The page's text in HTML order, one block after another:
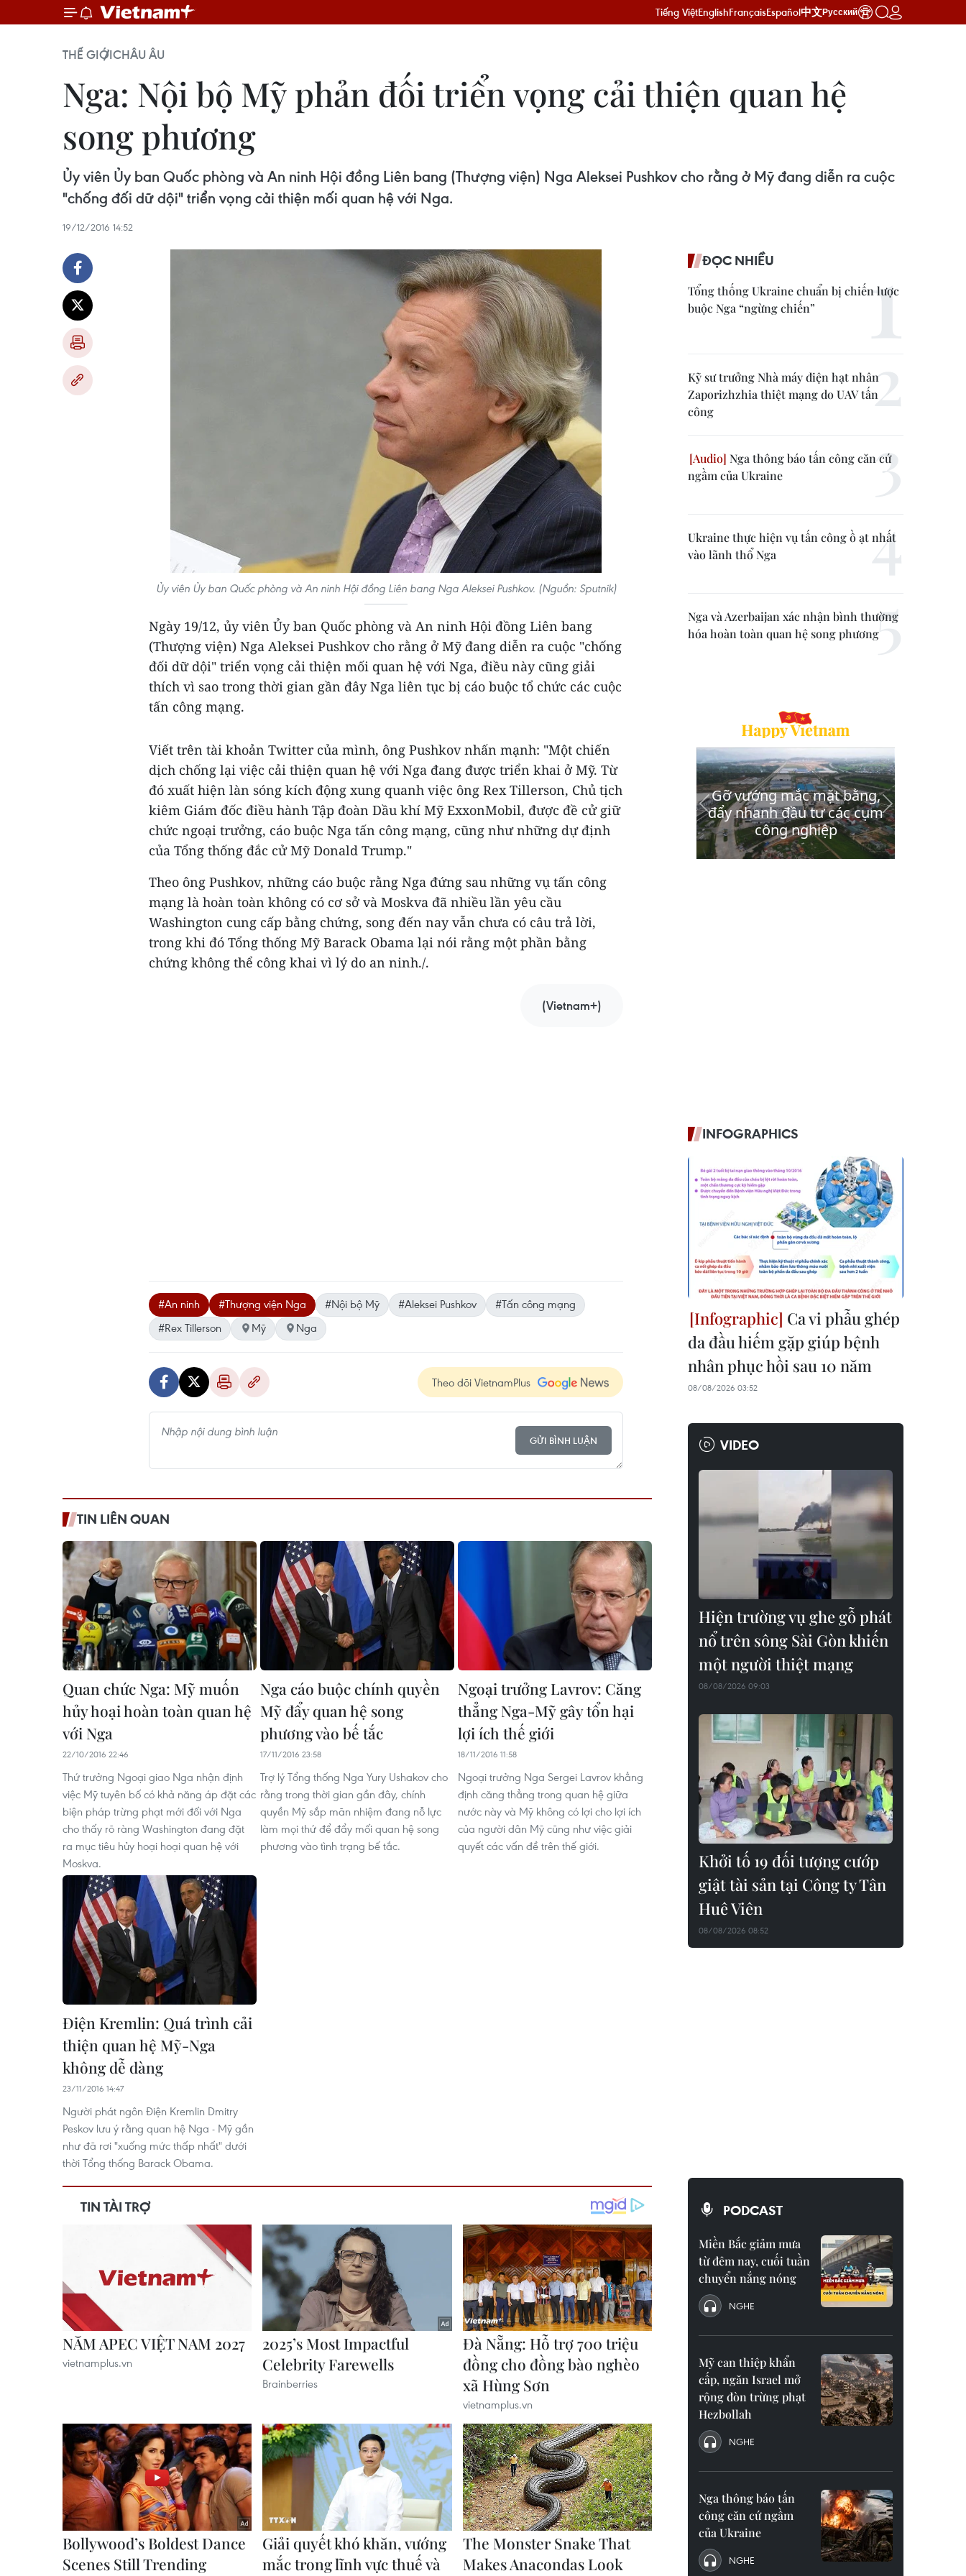
Tiếng ViệtEnglishFrançaisEspañol中文Русский
THẾ GIỚICHÂU ÂU
Nga: Nội bộ Mỹ phản đối triển vọng cải thiện quan hệ
song phương
Ủy viên Ủy ban Quốc phòng và An ninh Hội đồng Liên bang (Thượng viện) Nga Aleksei Pushkov cho rằng ở Mỹ đang diễn ra cuộc
"chống đối dữ dội" triển vọng cải thiện mối quan hệ với Nga.
19/12/2016 14:52
Ủy viên Ủy ban Quốc phòng và An ninh Hội đồng Liên bang Nga Aleksei Pushkov. (Nguồn: Sputnik)
Ngày 19/12, ủy viên Ủy ban Quốc phòng và An ninh Hội đồng Liên bang
(Thượng viện) Nga Aleksei Pushkov cho rằng ở Mỹ đang diễn ra cuộc "chống
đối dữ dội" triển vọng cải thiện mối quan hệ với Nga, điều này cũng giải
thích vì sao trong thời gian gần đây Nga liên tục bị cáo buộc tổ chức các cuộc
tấn công mạng.
Viết trên tài khoản Twitter của mình, ông Pushkov nhấn mạnh: "Một chiến
dịch chống lại việc cải thiện quan hệ với Nga đang được triển khai ở Mỹ. Từ
đó xuất hiện làn sóng kích động xung quanh việc ông Rex Tillerson, Chủ tịch
kiêm Giám đốc điều hành Tập đoàn Dầu khí Mỹ ExxonMobil, được đề cử giữ
chức ngoại trưởng, cáo buộc Nga tấn công mạng, cũng như những dự định
của Tổng thống đắc cử Mỹ Donald Trump."
Theo ông Pushkov, những cáo buộc rằng Nga đứng sau những vụ tấn công
mạng là hoàn toàn không có cơ sở và Moskva đã nhiều lần yêu cầu
Washington cung cấp bằng chứng, song đến nay vẫn chưa có câu trả lời,
trong khi đó Tổng thống Mỹ Barack Obama lại nói rằng một phần bằng
chứng không thể công khai vì lý do an ninh./.
(Vietnam+)
#An ninh #Thượng viện Nga #Nội bộ Mỹ #Aleksei Pushkov
#Tấn công mạng
#Rex Tillerson
Mỹ Nga
Theo dõi VietnamPlus
GỬI BÌNH LUẬN
TIN LIÊN QUAN
Quan chức Nga: Mỹ muốn
hủy hoại hoàn toàn quan hệ
với Nga
22/10/2016 22:46
Thứ trưởng Ngoại giao Nga nhận định
việc Mỹ tuyên bố có khả năng áp đặt các
biện pháp trừng phạt mới đối với Nga
cho thấy rõ ràng Washington đang đặt
ra mục tiêu hủy hoại hoại quan hệ với
Moskva.
Nga cáo buộc chính quyền
Mỹ đẩy quan hệ song
phương vào bế tắc
17/11/2016 23:58
Trợ lý Tổng thống Nga Yury Ushakov cho
rằng trong thời gian gần đây, chính
quyền Mỹ sắp mãn nhiệm đang nỗ lực
làm mọi thứ để đẩy mối quan hệ song
phương vào tình trạng bế tắc.
Ngoại trưởng Lavrov: Căng
thẳng Nga-Mỹ gây tổn hại
lợi ích thế giới
18/11/2016 11:58
Ngoại trưởng Nga Sergei Lavrov khẳng
định căng thẳng trong quan hệ giữa
nước này và Mỹ không có lợi cho lợi ích
của người dân Mỹ cũng như việc giải
quyết các vấn đề trên thế giới.
Điện Kremlin: Quá trình cải
thiện quan hệ Mỹ-Nga
không dễ dàng
23/11/2016 14:47
Người phát ngôn Điện Kremlin Dmitry
Peskov lưu ý rằng quan hệ Nga - Mỹ gần
như đã rơi "xuống mức thấp nhất" dưới
thời Tổng thống Barack Obama.
ĐỌC NHIỀU
Tổng thống Ukraine chuẩn bị chiến lược
buộc Nga “ngừng chiến”
Kỹ sư trưởng Nhà máy điện hạt nhân
Zaporizhzhia thiệt mạng do UAV tấn
công
Nga thông báo tấn công căn cứ
ngầm của Ukraine
Ukraine thực hiện vụ tấn công ồ ạt nhất
vào lãnh thổ Nga
Nga và Azerbaijan xác nhận bình thường
hóa hoàn toàn quan hệ song phương
INFOGRAPHICS
Ca vi phẫu ghép
da đầu hiếm gặp giúp bệnh
nhân phục hồi sau 10 năm
08/08/2026 03:52
VIDEO
Hiện trường vụ ghe gỗ phát
nổ trên sông Sài Gòn khiến
một người thiệt mạng
08/08/2026 09:03
Khởi tố 19 đối tượng cướp
giật tài sản tại Công ty Tân
Huê Viên
08/08/2026 08:52
PODCAST
Miền Bắc giảm mưa
từ đêm nay, cuối tuần
chuyển nắng nóng
NGHE
Mỹ can thiệp khẩn
cấp, ngăn Israel mở
rộng đòn trừng phạt
Hezbollah
NGHE
Nga thông báo tấn
công căn cứ ngầm
của Ukraine
NGHE